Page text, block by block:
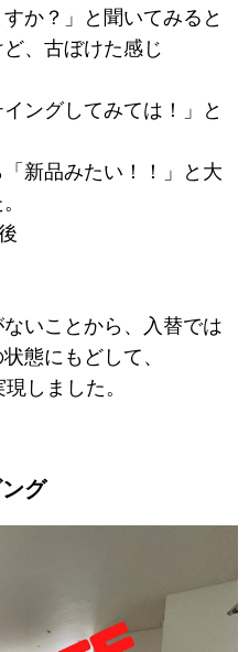
か？」と聞いてみると
ど、古ぼけた感じ
ングしてみては！」と
新品みたい！！」と大
いことから、入替では
態にもどして、
現しました。
グ